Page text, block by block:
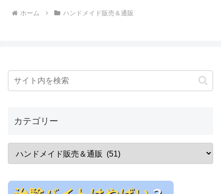
ホーム ハンドメイド販売＆通販
カテゴリー